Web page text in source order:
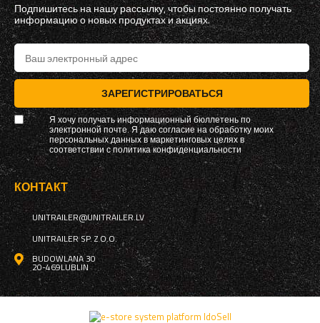
Подпишитесь на нашу рассылку, чтобы постоянно получать
информацию о новых продуктах и ​​акциях.
ЗАРЕГИСТРИРОВАТЬСЯ
Я хочу получать информационный бюллетень по
электронной почте. Я даю согласие на обработку моих
персональных данных в маркетинговых целях в
соответствии сполитика конфиденциальности
КОНТАКТ
UNITRAILER@UNITRAILER.LV
UNITRAILER SP. Z O.O.
BUDOWLANA 30
20-469LUBLIN